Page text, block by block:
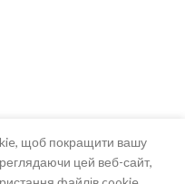
щоб покращити вашу
цей веб-сайт,